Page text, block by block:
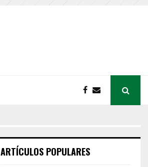
ARTÍCULOS POPULARES